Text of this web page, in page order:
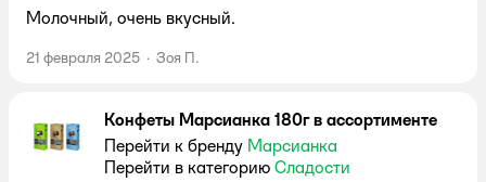
Молочный, очень вкусный.
21 февраля 2025 · Зоя П.
Конфеты Марсианка 180г в ассортименте
Перейти к бренду Марсианка
Перейти в категорию Сладости